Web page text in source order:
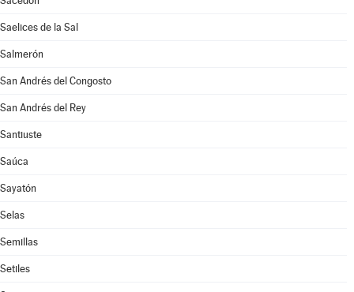
Saelices de la Sal
Salmerón
San Andrés del Congosto
San Andrés del Rey
Santiuste
Saúca
Sayatón
Selas
Semillas
Setiles